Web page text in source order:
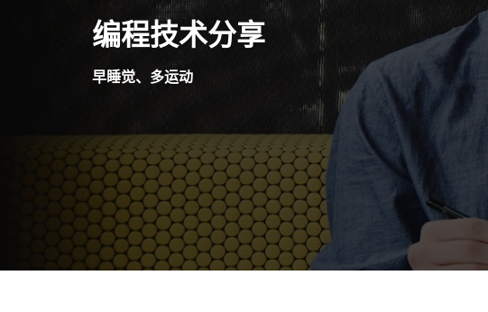
编程技术分享
早睡觉、多运动